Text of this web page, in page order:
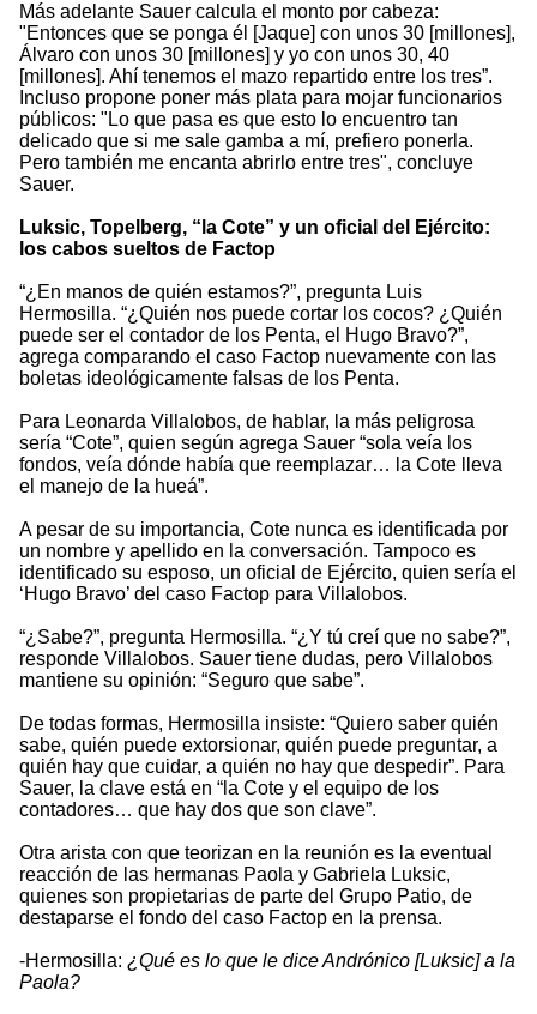
Más adelante Sauer calcula el monto por cabeza:
"Entonces que se ponga él [Jaque] con unos 30 [millones],
Álvaro con unos 30 [millones] y yo con unos 30, 40
[millones]. Ahí tenemos el mazo repartido entre los tres”.
Incluso propone poner más plata para mojar funcionarios
públicos: "Lo que pasa es que esto lo encuentro tan
delicado que si me sale gamba a mí, prefiero ponerla.
Pero también me encanta abrirlo entre tres", concluye
Sauer.
Luksic, Topelberg, “la Cote” y un oficial del Ejército:
los cabos sueltos de Factop
“¿En manos de quién estamos?”, pregunta Luis
Hermosilla. “¿Quién nos puede cortar los cocos? ¿Quién
puede ser el contador de los Penta, el Hugo Bravo?”,
agrega comparando el caso Factop nuevamente con las
boletas ideológicamente falsas de los Penta.
Para Leonarda Villalobos, de hablar, la más peligrosa
sería “Cote”, quien según agrega Sauer “sola veía los
fondos, veía dónde había que reemplazar… la Cote lleva
el manejo de la hueá”.
A pesar de su importancia, Cote nunca es identificada por
un nombre y apellido en la conversación. Tampoco es
identificado su esposo, un oficial de Ejército, quien sería el
‘Hugo Bravo’ del caso Factop para Villalobos.
“¿Sabe?”, pregunta Hermosilla. “¿Y tú creí que no sabe?”,
responde Villalobos. Sauer tiene dudas, pero Villalobos
mantiene su opinión: “Seguro que sabe”.
De todas formas, Hermosilla insiste: “Quiero saber quién
sabe, quién puede extorsionar, quién puede preguntar, a
quién hay que cuidar, a quién no hay que despedir”. Para
Sauer, la clave está en “la Cote y el equipo de los
contadores… que hay dos que son clave”.
Otra arista con que teorizan en la reunión es la eventual
reacción de las hermanas Paola y Gabriela Luksic,
quienes son propietarias de parte del Grupo Patio, de
destaparse el fondo del caso Factop en la prensa.
-Hermosilla: ¿Qué es lo que le dice Andrónico [Luksic] a la
Paola?